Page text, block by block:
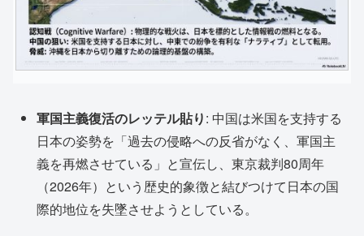
軍国主義復活のレッテル貼り: 中国は米国を支持する
日本の姿勢を「過去の侵略への反省がなく、軍国主
義を再燃させている」と宣伝し、東京裁判80周年
（2026年）という歴史的象徴と結びつけて日本の国
際的地位を失墜させようとしている。